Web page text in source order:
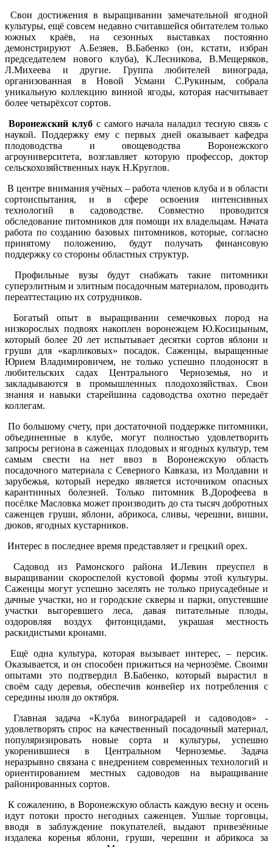
Свои достижения в выращивании замечательной ягодной
культуры, ещё совсем недавно считавшейся обитателем только
южных краёв, на сезонных выставках постоянно
демонстрируют А.Безяев, В.Бабенко (он, кстати, избран
председателем нового клуба), К.Лесникова, В.Мещеряков,
Л.Михеева и другие. Группа любителей винограда,
организованная в Новой Усмани С.Рукиным, собрала
уникальную коллекцию винной ягоды, которая насчитывает
более четырёхсот сортов.
Воронежский клубс самого начала наладил тесную связь с
наукой. Поддержку ему с первых дней оказывает кафедра
плодоводства и овощеводства Воронежского
агроуниверситета, возглавляет которую профессор, доктор
сельскохозяйственных наук Н.Круглов.
В центре внимания учёных – работа членов клуба и в области
сортоиспытания, и в сфере освоения интенсивных
технологий в садоводстве. Совместно проводится
обследование питомников для помощи их владельцам. Начата
работа по созданию базовых питомников, которые, согласно
принятому положению, будут получать финансовую
поддержку со стороны областных структур.
Профильные вузы будут снабжать такие питомники
суперэлитным и элитным посадочным материалом, проводить
переаттестацию их сотрудников.
Богатый опыт в выращивании семечковых пород на
низкорослых подвоях накоплен воронежцем Ю.Косицыным,
который более 20 лет испытывает десятки сортов яблони и
груши для «карликовых» посадок. Саженцы, выращенные
Юрием Владимировичем, не только успешно плодоносят в
любительских садах Центрального Черноземья, но и
закладываются в промышленных плодохозяйствах. Свои
знания и навыки старейшина садоводства охотно передаёт
коллегам.
По большому счету, при достаточной поддержке питомники,
объединенные в клубе, могут полностью удовлетворить
запросы региона в саженцах плодовых и ягодных культур, тем
самым свести на нет ввоз в Воронежскую область
посадочного материала с Северного Кавказа, из Молдавии и
зарубежья, который нередко является источником опасных
карантинных болезней. Только питомник В.Дорофеева в
посёлке Масловка может производить до ста тысяч добротных
саженцев груши, яблони, абрикоса, сливы, черешни, вишни,
дюков, ягодных кустарников.
Интерес в последнее время представляет и грецкий орех.
Садовод из Рамонского района И.Левин преуспел в
выращивании скороспелой кустовой формы этой культуры.
Саженцы могут успешно заселять не только приусадебные и
дачные участки, но и городские скверы и парки, опустевшие
участки выгоревшего леса, давая питательные плоды,
оздоровляя воздух фитонцидами, украшая местность
раскидистыми кронами.
Ещё одна культура, которая вызывает интерес, – персик.
Оказывается, и он способен прижиться на чернозёме. Своими
опытами это подтвердил В.Бабенко, который вырастил в
своём саду деревья, обеспечив конвейер их потребления с
середины июля до октября.
Главная задача «Клуба виноградарей и садоводов» -
удовлетворять спрос на качественный посадочный материал,
популяризировать новые сорта и культуры, успешно
укоренившиеся в Центральном Черноземье. Задача
неразрывно связана с внедрением современных технологий и
ориентированием местных садоводов на выращивание
районированных сортов.
К сожалению, в Воронежскую область каждую весну и осень
идут потоки просто негодных саженцев. Ушлые торговцы,
вводя в заблуждение покупателей, выдают привезённые
издалека коренья яблони, груши, черешни и абрикоса за